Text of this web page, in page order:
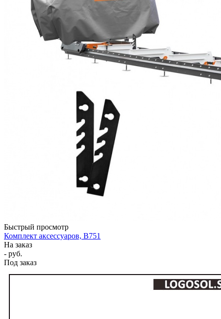
Быстрый просмотр
Комплект аксессуаров, B751
На заказ
- руб.
Под заказ